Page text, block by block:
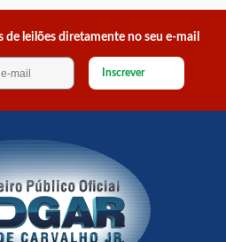
de leilões diretamente no seu e-mail
Inscrever